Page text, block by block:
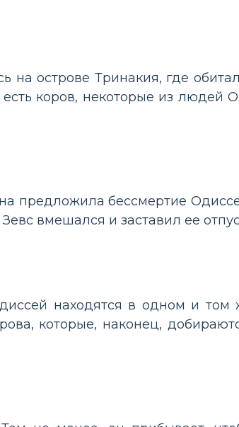
на острове Тринакия, где
коров, некоторые из людей
предложила бессмертие
вмешался и заставил ее
находятся в одном и
которые, наконец,